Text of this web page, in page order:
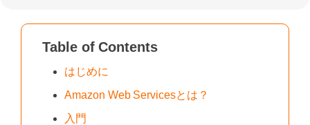
Table of Contents
はじめに
Amazon Web Servicesとは？
入門